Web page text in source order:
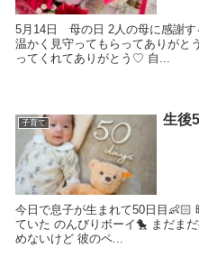
5月14日 母の日 2人の母に感謝
温かく見守ってもらってありが
ってくれてありがとう♡ 自...
子育て 生後
今日で息子が生まれて50日目👶🏻
ていた のんびりボーイ🐤 まだま
めないけど 彼のペ...